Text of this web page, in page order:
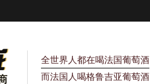
全世界人都在喝法国葡萄酒
而法国人喝格鲁吉亚葡萄酒